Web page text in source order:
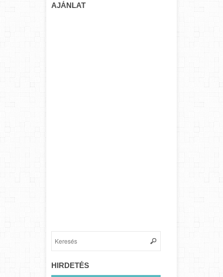
AJÁNLAT
HIRDETÉS